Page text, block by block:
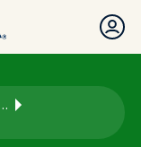
Europe